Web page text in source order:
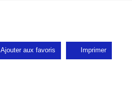
Ajouter aux favoris Imprimer